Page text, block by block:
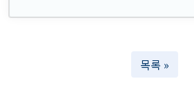
목록 »